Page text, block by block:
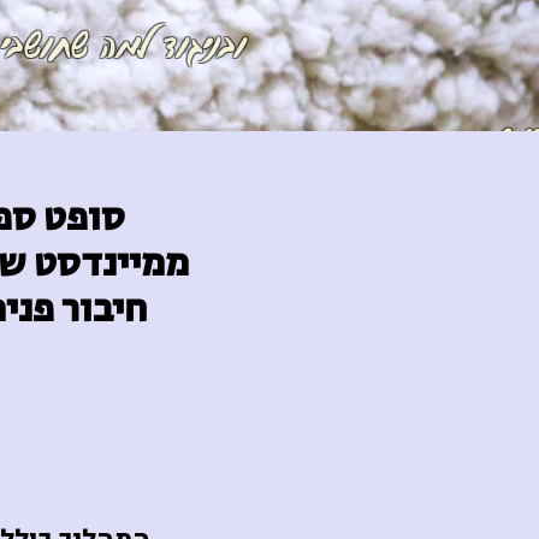
ובניגוד למה
ובניגוד למה
"יש בךנקודת רוך.
חולשתך -כי אם שער לעוצמה שאין
סופט
ממיינדסט
חיבור